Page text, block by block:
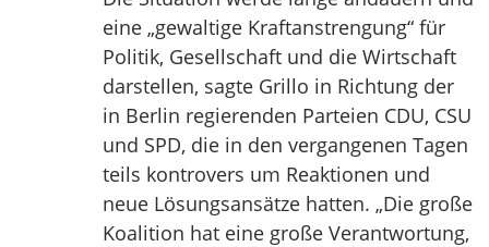
eine „gewaltige Kraftanstrengung“ für
Politik, Gesellschaft und die Wirtschaft
darstellen, sagte Grillo in Richtung der
in Berlin regierenden Parteien CDU, CSU
und SPD, die in den vergangenen Tagen
teils kontrovers um Reaktionen und
neue Lösungsansätze hatten. „Die große
Koalition hat eine große Verantwortung,